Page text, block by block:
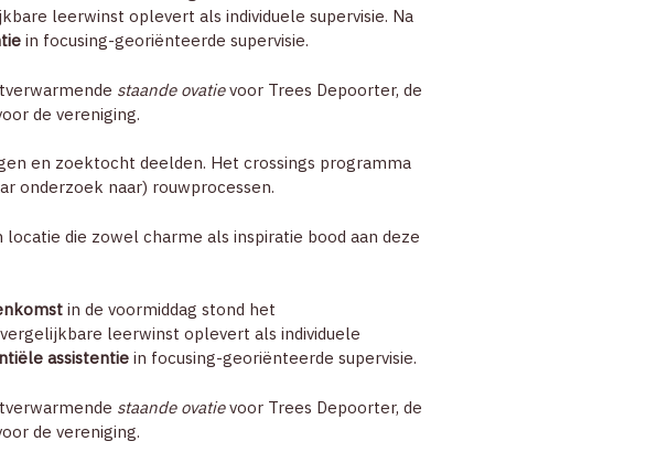
leerwinst oplevert als individuele supervisie. Na
in focusing-georiënteerde supervisie.
staande ovatievoor Trees Depoorter, de
de vereniging.
en zoektocht deelden. Het crossings programma
onderzoek naar) rouwprocessen.
locatie die zowel charme als inspiratie bood aan deze
in de voormiddag stond het
leerwinst oplevert als individuele
assistentie in focusing-georiënteerde supervisie.
staande ovatievoor Trees Depoorter, de
de vereniging.
ZOEK
ACCOUNT